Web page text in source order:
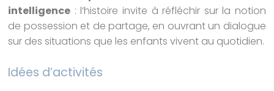
intelligence : l’histoire invite à réfléchir sur la notion
de possession et de partage, en ouvrant un dialogue
sur des situations que les enfants vivent au quotidien.
Idées d’activités